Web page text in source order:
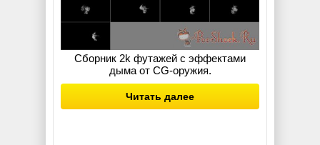
Сборник 2k футажей с эффектами
дыма от CG-оружия.
Читать далее